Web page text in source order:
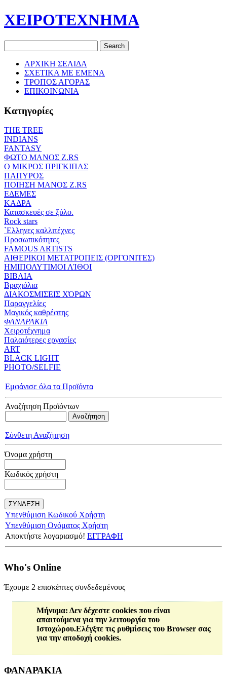
ΧΕΙΡΟΤΕΧΝΗΜΑ
ΑΡΧΙΚΗ ΣΕΛΙΔΑ
ΣΧΕΤΙΚΑ ΜΕ ΕΜΕΝΑ
ΤΡΟΠΟΣ ΑΓΟΡΑΣ
ΕΠΙΚΟΙΝΩΝΙΑ
Κατηγορίες
THE TREE
ΙΝDIANS
FANTASY
ΦΩΤΟ ΜΑΝΟΣ Ζ.RS
O ΜΙΚΡΟΣ ΠΡΙΓΚΙΠΑΣ
ΠΑΠΥΡΟΣ
ΠΟΙΗΣΗ ΜΑΝΟΣ Ζ.RS
ΕΔΕΜΕΣ
ΚΑΔΡΑ
Κατασκευές σε ξύλο.
Rock stars
`Eλληνες καλλιτέχνες
Προσωπικότητες
FAMOUS ARTISTS
ΑΙΘΕΡΙΚΟΙ ΜΕΤΑΤΡΟΠΕΙΣ (ΟΡΓΟΝΙΤΕΣ)
ΗΜΙΠΟΛΥΤΙΜΟΙ ΛΊΘΟΙ
ΒΙΒΛΙΑ
Βραχιόλια
ΔΙΑΚΟΣΜΙΣΕΙΣ ΧΌΡΩΝ
Παραγγελίες
Μαγικός καθρέφτης
ΦΑΝΑΡΑΚΙΑ
Xειροτέχνημα
Παλαιότερες εργασίες
ART
BLACK LIGHT
PHOTO/SELFIE
Εμφάνισε όλα τα Προϊόντα
Αναζήτηση Προϊόντων
Σύνθετη Αναζήτηση
Όνομα χρήστη
Κωδικός χρήστη
Υπενθύμιση Κωδικού Χρήστη
Υπενθύμιση Ονόματος Χρήστη
Αποκτήστε λογαριασμό! ΕΓΓΡΑΦΗ
Who's Online
Έχουμε 2 επισκέπτες συνδεδεμένους
Μήνυμα: Δεν δέχεστε cookies που είναι
απαιτούμενα για την λειτουργία του
Ιστοχώρου.Ελέγξτε τις ρυθμίσεις του Browser σας
για την αποδοχή cookies.
ΦΑΝΑΡΑΚΙΑ